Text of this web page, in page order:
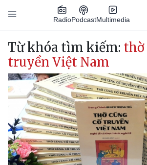
Nhảy đến nội dung
RadioPodcastMultimedia
Main navigation
Từ khóa tìm kiếm: thờ
truyền Việt Nam